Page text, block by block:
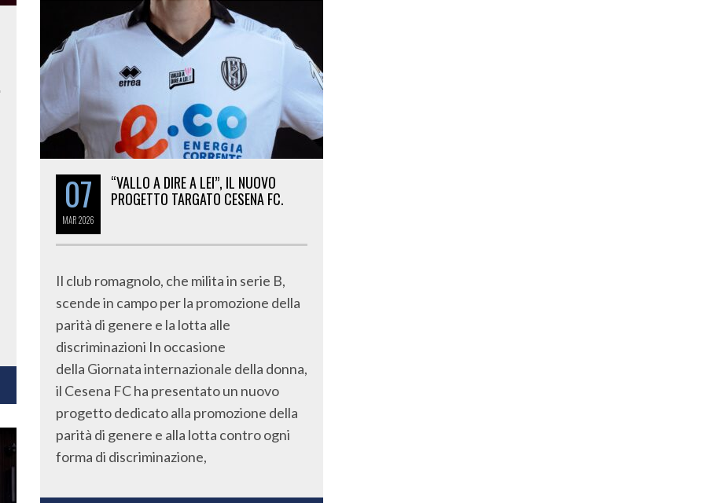
07
MAR2026
“VALLO A DIRE A LEI”, IL NUOVO
PROGETTO TARGATO CESENA FC.
Il club romagnolo, che milita in serie B,
scende in campo per la promozione della
parità di genere e la lotta alle
discriminazioni In occasione
della Giornata internazionale della donna,
il Cesena FC ha presentato un nuovo
progetto dedicato alla promozione della
parità di genere e alla lotta contro ogni
forma di discriminazione,